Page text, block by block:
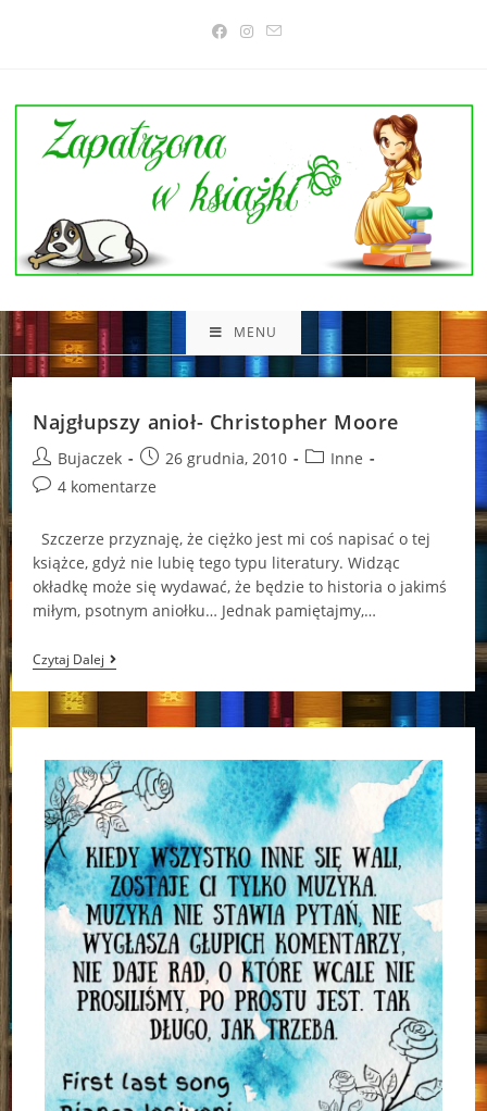
MENU
Najgłupszy anioł- Christopher Moore
Post
author:
Bujaczek
Post
published:
26 grudnia, 2010
PostInne
Post4 komentarze
Szczerze przyznaję, że ciężko jest mi coś napisać o tej
książce, gdyż nie lubię tego typu literatury. Widząc
okładkę może się wydawać, że będzie to historia o jakimś
miłym, psotnym aniołku… Jednak pamiętajmy,…
Czytaj DalejNajgłupszy
Anioł-
Christopher